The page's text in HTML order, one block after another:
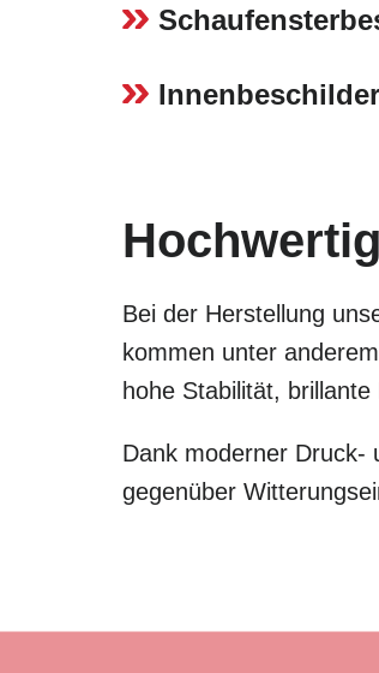
Bei der Herstellung
kommen unter
hohe Stabilität,
Dank moderner Druck-
gegenüber